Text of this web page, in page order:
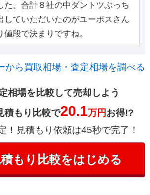
た。合計８社の中ダントツぶっち
していただいたのがユーポスさん
値段で決まりですね。
から買取相場・査定相場を調べる
相場を比較して売却しよう
積もり比較で20.1万円お得!?
！見積もり依頼は45秒で完了！
積もり比較をはじめる